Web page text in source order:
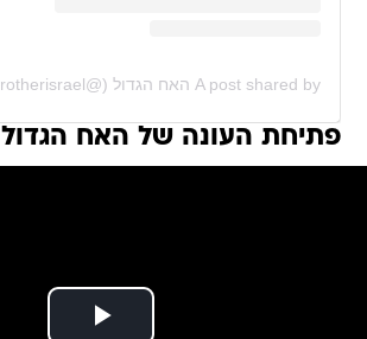
A post shared by האח הגדול (@bigbrotherisrael)
פתיחת העונה של האח הגדול